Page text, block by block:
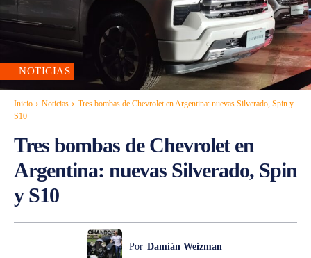
NOTICIAS
Inicio Noticias
Tres bombas de Chevrolet en Argentina: nuevas Silverado, Spin y
S10
Tres bombas de Chevrolet en
Argentina: nuevas Silverado, Spin
y S10
Por Damián Weizman